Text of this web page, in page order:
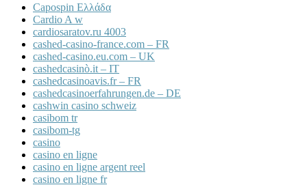
Capospin Ελλάδα
Cardio A w
cardiosaratov.ru 4003
cashed-casino-france.com – FR
cashed-casino.eu.com – UK
cashedcasinò.it – IT
cashedcasinoavis.fr – FR
cashedcasinoerfahrungen.de – DE
cashwin casino schweiz
casibom tr
casibom-tg
casino
casino en ligne
casino en ligne argent reel
casino en ligne fr